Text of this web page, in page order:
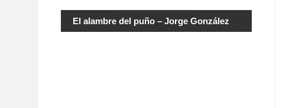
El alambre del puño – Jorge González